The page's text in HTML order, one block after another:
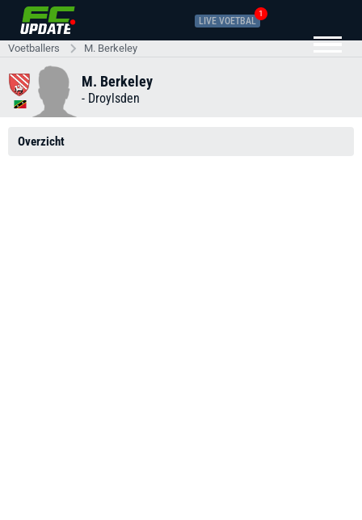
LIVE VOETBAL
1
Voetballers M. Berkeley
M. Berkeley
- Droylsden
Overzicht